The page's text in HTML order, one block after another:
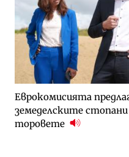
Еврокомисията
земеделските
торовете